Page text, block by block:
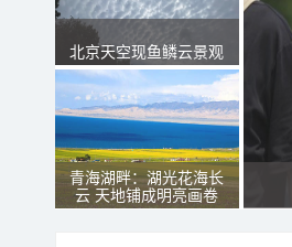
北京天空现鱼鳞云景观
青海湖畔：湖光花海长
云 天地铺成明亮画卷